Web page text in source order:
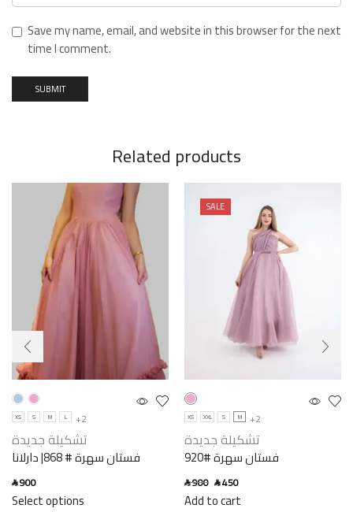
Save my name, email, and website in this browser for the next
time I comment.
Related products
XS S M L +2
تشكيلة جديدة
فستان سهرة # 868| دارلانا
SAR900
Select options
SALE
XS XXL S M +2
تشكيلة جديدة
فستان سهرة #920
SAR900 SAR450
Add to cart